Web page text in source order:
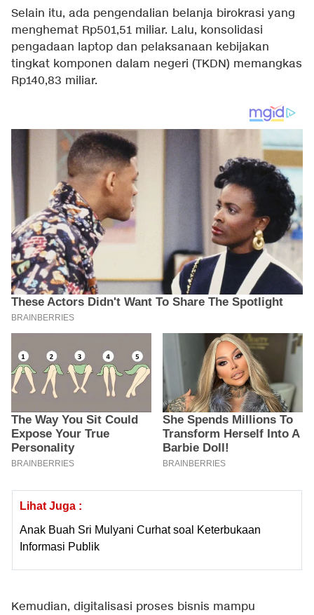
Selain itu, ada pengendalian belanja birokrasi yang
menghemat Rp501,51 miliar. Lalu, konsolidasi
pengadaan laptop dan pelaksanaan kebijakan
tingkat komponen dalam negeri (TKDN) memangkas
Rp140,83 miliar.
Lihat Juga :
Anak Buah Sri Mulyani Curhat soal Keterbukaan
Informasi Publik
Kemudian, digitalisasi proses bisnis mampu